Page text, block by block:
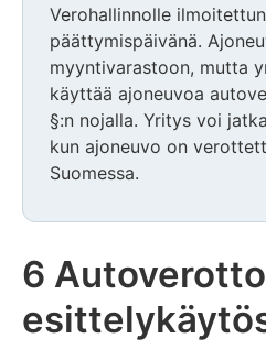
Verohallinnolle
päättymispäivänä.
myyntivarastoon, mutta
käyttää ajoneuvoa
§:n nojalla. Yritys voi
kun ajoneuvo on
Suomessa.
6